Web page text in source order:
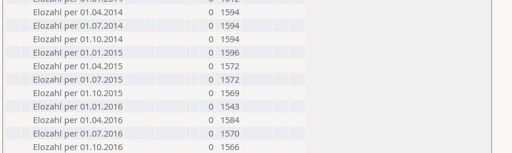
Elozahl per 01.04.2014
0
1594
Elozahl per 01.07.2014
0
1594
Elozahl per 01.10.2014
0
1594
Elozahl per 01.01.2015
0
1596
Elozahl per 01.04.2015
0
1572
Elozahl per 01.07.2015
0
1572
Elozahl per 01.10.2015
0
1569
Elozahl per 01.01.2016
0
1543
Elozahl per 01.04.2016
0
1584
Elozahl per 01.07.2016
0
1570
Elozahl per 01.10.2016
0
1566